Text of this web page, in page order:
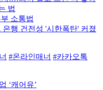
법
소통법
행 건전성 '시한폭탄' 커졌
#온라인매너 #카카오톡
‘캐어유’